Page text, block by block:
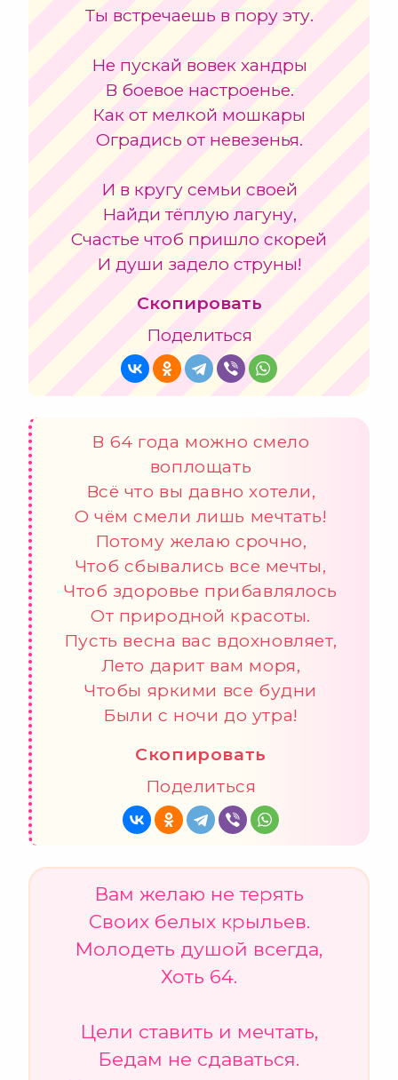
Ты встречаешь в пору эту.
Не пускай вовек хандры
В боевое настроенье.
Как от мелкой мошкары
Оградись от невезенья.
И в кругу семьи своей
Найди тёплую лагуну,
Счастье чтоб пришло скорей
И души задело струны!
Скопировать
Поделиться
В 64 года можно смело
воплощать
Всё что вы давно хотели,
О чём смели лишь мечтать!
Потому желаю срочно,
Чтоб сбывались все мечты,
Чтоб здоровье прибавлялось
От природной красоты.
Пусть весна вас вдохновляет,
Лето дарит вам моря,
Чтобы яркими все будни
Были с ночи до утра!
Скопировать
Поделиться
Вам желаю не терять
Своих белых крыльев.
Молодеть душой всегда,
Хоть 64.
Цели ставить и мечтать,
Бедам не сдаваться.